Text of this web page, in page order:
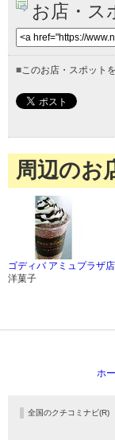
お店・ス
■このお店・スポット
周辺のお
ゴディバ アミュプラザ店
洋菓子
ホ
全国のクチコミナビ(R)